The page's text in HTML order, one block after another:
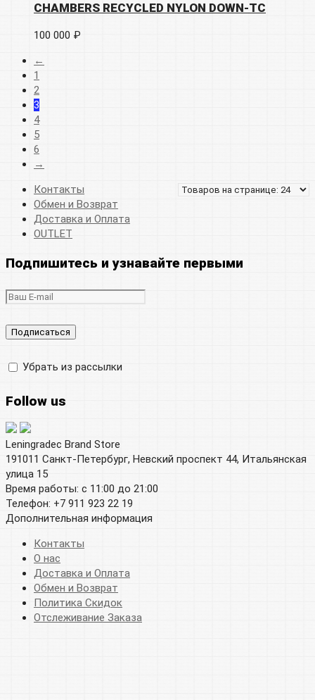
CHAMBERS RECYCLED NYLON DOWN-TC
100 000 ₽
←
1
2
3
4
5
6
→
Контакты
Обмен и Возврат
Доставка и Оплата
OUTLET
Подпишитесь и узнавайте первыми
Убрать из рассылки
Follow us
Leningradec Brand Store
191011 Санкт-Петербург, Невский проспект 44, Итальянская
улица 15
Время работы: с 11:00 до 21:00
Телефон: +7 911 923 22 19
Дополнительная информация
Контакты
О нас
Доставка и Оплата
Обмен и Возврат
Политика Скидок
Отслеживание Заказа